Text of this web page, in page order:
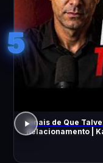
5
Sinais de Que
Relacionamento |